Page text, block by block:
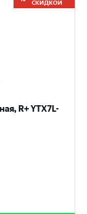
СКИДКОЙ
R+ YTX7L-